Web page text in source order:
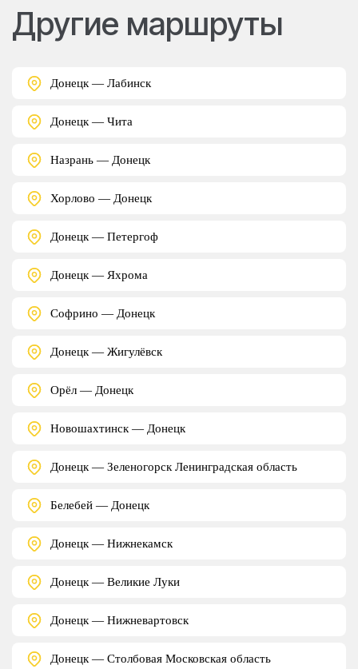
Другие маршруты
Донецк — Лабинск
Донецк — Чита
Назрань — Донецк
Хорлово — Донецк
Донецк — Петергоф
Донецк — Яхрома
Софрино — Донецк
Донецк — Жигулёвск
Орёл — Донецк
Новошахтинск — Донецк
Донецк — Зеленогорск Ленинградская область
Белебей — Донецк
Донецк — Нижнекамск
Донецк — Великие Луки
Донецк — Нижневартовск
Донецк — Столбовая Московская область